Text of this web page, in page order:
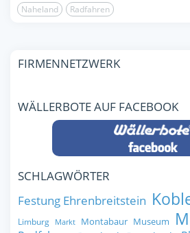
Naheland Radfahren
FIRMENNETZWERK
WÄLLERBOTE AUF FACEBOOK
SCHLAGWÖRTER
Festung Ehrenbreitstein
Limburg Markt Montabaur Museum